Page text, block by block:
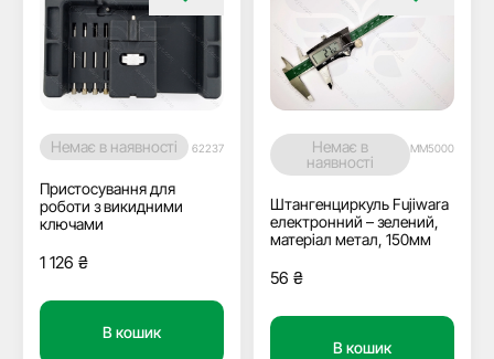
Немає в наявності 62237
Пристосування для
роботи з викидними
ключами
1 126 ₴
В кошик
Немає в
наявності
MM5000
Штангенциркуль Fujiwara
електронний – зелений,
матеріал метал, 150мм
56 ₴
В кошик